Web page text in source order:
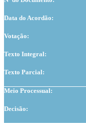
Data do Acordão:
Votação:
Texto Integral:
Texto Parcial:
Meio Processual:
Decisão: